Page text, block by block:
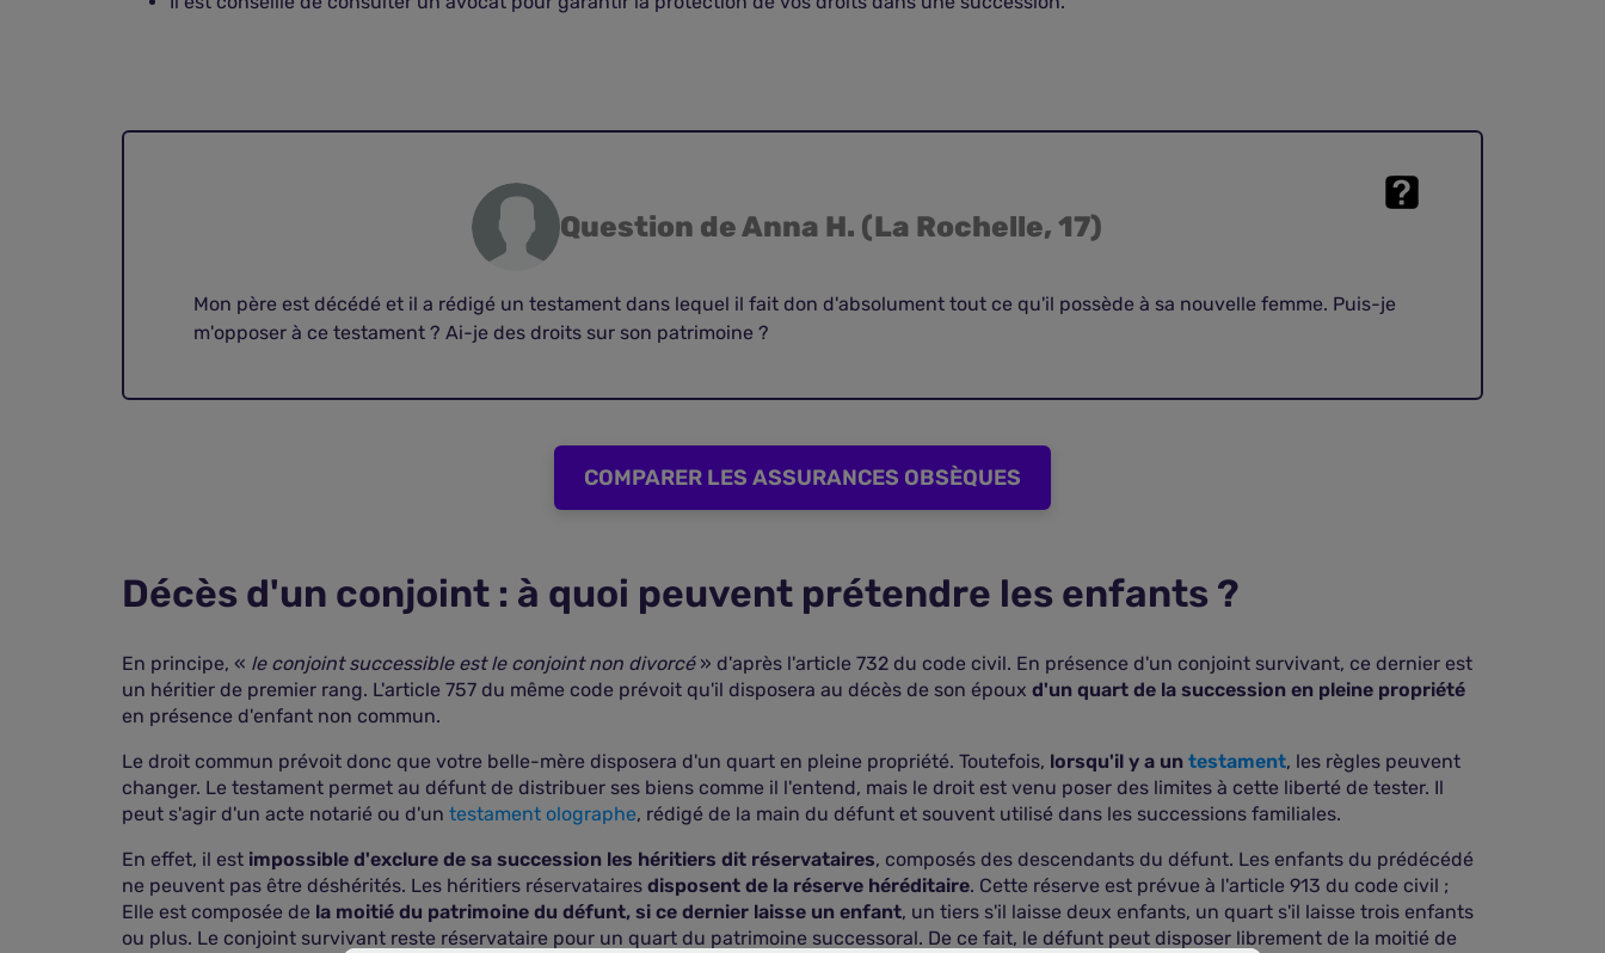
Question de Anna H. (La Rochelle, 17)
Mon père est décédé et il a rédigé un testament dans lequel il fait don d'absolument tout ce qu'il possède à sa nouvelle femme. Puis-je
m'opposer à ce testament ? Ai-je des droits sur son patrimoine ?
COMPARER LES ASSURANCES OBSÈQUES
Décès d'un conjoint : à quoi peuvent prétendre les enfants ?
En principe, « le conjoint successible est le conjoint non divorcé» d'après l'article 732 du code civil. En présence d'un conjoint survivant, ce dernier est
un héritier de premier rang. L'article 757 du même code prévoit qu'il disposera au décès de son époux d'un quart de la succession en pleine propriété
en présence d'enfant non commun.
Le droit commun prévoit donc que votre belle-mère disposera d'un quart en pleine propriété. Toutefois, lorsqu'il y a un testament, les règles peuvent
changer. Le testament permet au défunt de distribuer ses biens comme il l'entend, mais le droit est venu poser des limites à cette liberté de tester. Il
peut s'agir d'un acte notarié ou d'un testament olographe, rédigé de la main du défunt et souvent utilisé dans les successions familiales.
En effet, il est impossible d'exclure de sa succession les héritiers dit réservataires, composés des descendants du défunt. Les enfants du prédécédé
ne peuvent pas être déshérités. Les héritiers réservataires disposent de la réserve héréditaire. Cette réserve est prévue à l'article 913 du code civil ;
Elle est composée de la moitié du patrimoine du défunt, si ce dernier laisse un enfant, un tiers s'il laisse deux enfants, un quart s'il laisse trois enfants
ou plus. Le conjoint survivant reste réservataire pour un quart du patrimoine successoral. De ce fait, le défunt peut disposer librement de la moitié de